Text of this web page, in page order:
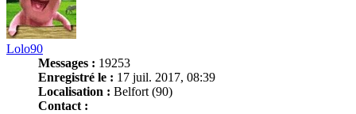
Lolo90
Messages : 19253
Enregistré le : 17 juil. 2017, 08:39
Localisation : Belfort (90)
Contact :